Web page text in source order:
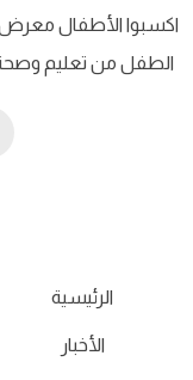
اكسبوا الأطفال
الطفل من تعليم وصحة
الرئيسية
الأخبار